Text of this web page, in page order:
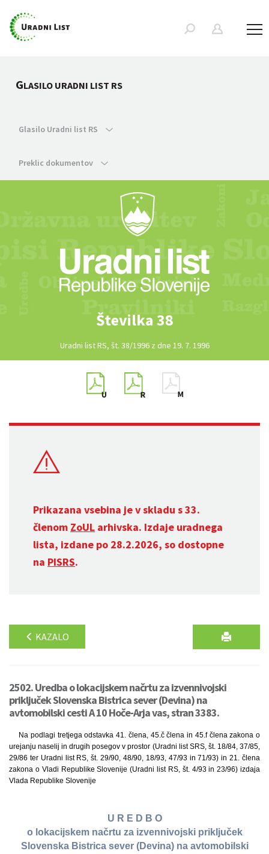
GLASILO URADNI LIST RS
Glasilo Uradni list RS
Preklic dokumentov
Številka 38
Uradni list RS, št. 38/1996 z dne 19. 7. 1996
Prikazana vsebina je v skladu s 33.
členom ZoUL arhivska. Izdaje uradnega
lista, izdane po 28.2.2026, so dostopne
na PISRS.
KAZALO
2502. Uredba o lokacijskem načrtu za izvennivojski
priključek Slovenska Bistrica sever (Devina) na
avtomobilski cesti A 10 Hoče-Arja vas, stran 3383.
Na podlagi tretjega odstavka 41. člena, 45.č člena in 45.f člena zakona o
urejanju naselij in drugih posegov v prostor (Uradni list SRS, št. 18/84, 37/85,
29/86 ter Uradni list RS, št. 29/90, 48/90, 18/93, 47/93 in 71/93) in 21. člena
zakona o Vladi Republike Slovenije (Uradni list RS, št. 4/93 in 23/96) izdaja
Vlada Republike Slovenije
U R E D B O
o lokacijskem načrtu za izvennivojski priključek
Slovenska Bistrica sever (Devina) na avtomobilski